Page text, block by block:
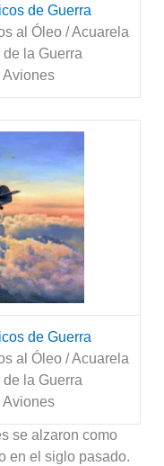
de Guerra
al Óleo / Acuarela
la Guerra
Aviones
de Guerra
al Óleo / Acuarela
la Guerra
Aviones
se alzaron como
en el siglo pasado.